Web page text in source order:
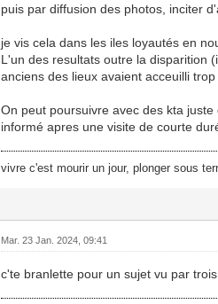
puis par diffusion des photos, inciter
je vis cela dans les iles loyautés en
L'un des resultats outre la disparition
anciens des lieux avaient acceuilli
On peut poursuivre avec des kta
informé apres une visite de courte
vivre c'est mourir un jour, plonger sous
Mar. 23 Jan. 2024, 09:41
c'te branlette pour un sujet vu par